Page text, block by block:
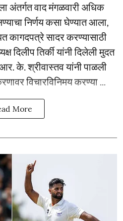
अंतर्गत वाद मंगळवारी अधिक
निर्णय कसा घेण्यात आला,
कागदपत्रे सादर करण्यासाठी
दिलीप तिर्की यांनी दिलेली मुदत
के. श्रीवास्तव यांनी पाळली
विचारविनिमय करण्या ...
More